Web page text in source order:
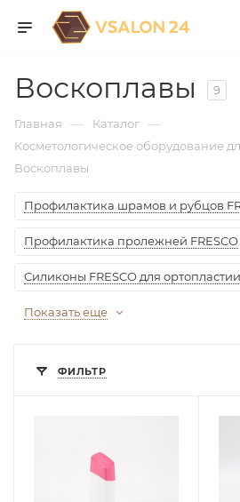
Воскоплавы 9
Главная — Каталог —
Косметологическое оборудование
Воскоплавы
Профилактика шрамов и рубцов
Профилактика пролежней FRESCO
Силиконы FRESCO для ортопластии
Показать еще
ФИЛЬТР